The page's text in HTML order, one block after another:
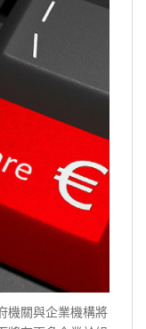
機關與企業機構將